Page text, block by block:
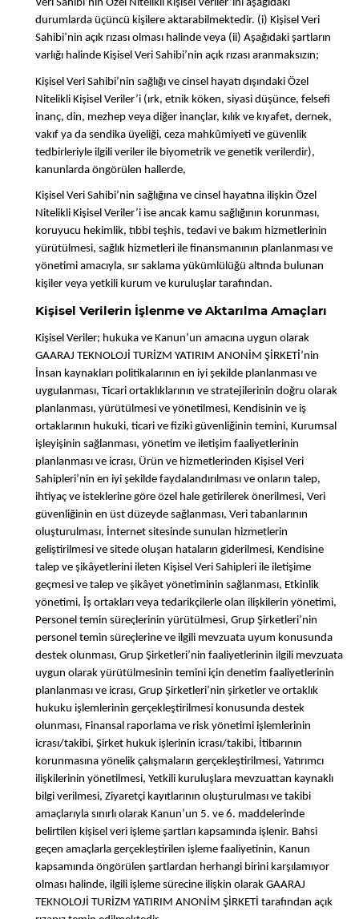
Veri Sahibi’nin Özel Nitelikli Kişisel Veriler’ini aşağıdaki
durumlarda üçüncü kişilere aktarabilmektedir. (i) Kişisel Veri
Sahibi’nin açık rızası olması halinde veya (ii) Aşağıdaki şartların
varlığı halinde Kişisel Veri Sahibi’nin açık rızası aranmaksızın;
Kişisel Veri Sahibi’nin sağlığı ve cinsel hayatı dışındaki Özel
Nitelikli Kişisel Veriler’i (ırk, etnik köken, siyasi düşünce, felsefi
inanç, din, mezhep veya diğer inançlar, kılık ve kıyafet, dernek,
vakıf ya da sendika üyeliği, ceza mahkûmiyeti ve güvenlik
tedbirleriyle ilgili veriler ile biyometrik ve genetik verilerdir),
kanunlarda öngörülen hallerde,
Kişisel Veri Sahibi’nin sağlığına ve cinsel hayatına ilişkin Özel
Nitelikli Kişisel Veriler’i ise ancak kamu sağlığının korunması,
koruyucu hekimlik, tıbbi teşhis, tedavi ve bakım hizmetlerinin
yürütülmesi, sağlık hizmetleri ile finansmanının planlanması ve
yönetimi amacıyla, sır saklama yükümlülüğü altında bulunan
kişiler veya yetkili kurum ve kuruluşlar tarafından.
Kişisel Verilerin İşlenme ve Aktarılma Amaçları
Kişisel Veriler; hukuka ve Kanun’un amacına uygun olarak
GAARAJ TEKNOLOJİ TURİZM YATIRIM ANONİM ŞİRKETİ’nin
İnsan kaynakları politikalarının en iyi şekilde planlanması ve
uygulanması, Ticari ortaklıklarının ve stratejilerinin doğru olarak
planlanması, yürütülmesi ve yönetilmesi, Kendisinin ve iş
ortaklarının hukuki, ticari ve fiziki güvenliğinin temini, Kurumsal
işleyişinin sağlanması, yönetim ve iletişim faaliyetlerinin
planlanması ve icrası, Ürün ve hizmetlerinden Kişisel Veri
Sahipleri’nin en iyi şekilde faydalandırılması ve onların talep,
ihtiyaç ve isteklerine göre özel hale getirilerek önerilmesi, Veri
güvenliğinin en üst düzeyde sağlanması, Veri tabanlarının
oluşturulması, İnternet sitesinde sunulan hizmetlerin
geliştirilmesi ve sitede oluşan hataların giderilmesi, Kendisine
talep ve şikâyetlerini ileten Kişisel Veri Sahipleri ile iletişime
geçmesi ve talep ve şikâyet yönetiminin sağlanması, Etkinlik
yönetimi, İş ortakları veya tedarikçilerle olan ilişkilerin yönetimi,
Personel temin süreçlerinin yürütülmesi, Grup Şirketleri’nin
personel temin süreçlerine ve ilgili mevzuata uyum konusunda
destek olunması, Grup Şirketleri’nin faaliyetlerinin ilgili mevzuata
uygun olarak yürütülmesinin temini için denetim faaliyetlerinin
planlanması ve icrası, Grup Şirketleri’nin şirketler ve ortaklık
hukuku işlemlerinin gerçekleştirilmesi konusunda destek
olunması, Finansal raporlama ve risk yönetimi işlemlerinin
icrası/takibi, Şirket hukuk işlerinin icrası/takibi, İtibarının
korunmasına yönelik çalışmaların gerçekleştirilmesi, Yatırımcı
ilişkilerinin yönetilmesi, Yetkili kuruluşlara mevzuattan kaynaklı
bilgi verilmesi, Ziyaretçi kayıtlarının oluşturulması ve takibi
amaçlarıyla sınırlı olarak Kanun’un 5. ve 6. maddelerinde
belirtilen kişisel veri işleme şartları kapsamında işlenir. Bahsi
geçen amaçlarla gerçekleştirilen işleme faaliyetinin, Kanun
kapsamında öngörülen şartlardan herhangi birini karşılamıyor
olması halinde, ilgili işleme sürecine ilişkin olarak GAARAJ
TEKNOLOJİ TURİZM YATIRIM ANONİM ŞİRKETİ tarafından açık